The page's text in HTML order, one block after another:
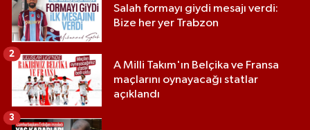
Salah formayı giydi mesajı verdi:
Bize her yer Trabzon
A Milli Takım'ın Belçika ve Fransa
maçlarını oynayacağı statlar
açıklandı
2
3